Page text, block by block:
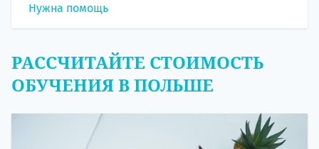
Нужна помощь
РАССЧИТАЙТЕ СТОИМОСТЬ
ОБУЧЕНИЯ В ПОЛЬШЕ